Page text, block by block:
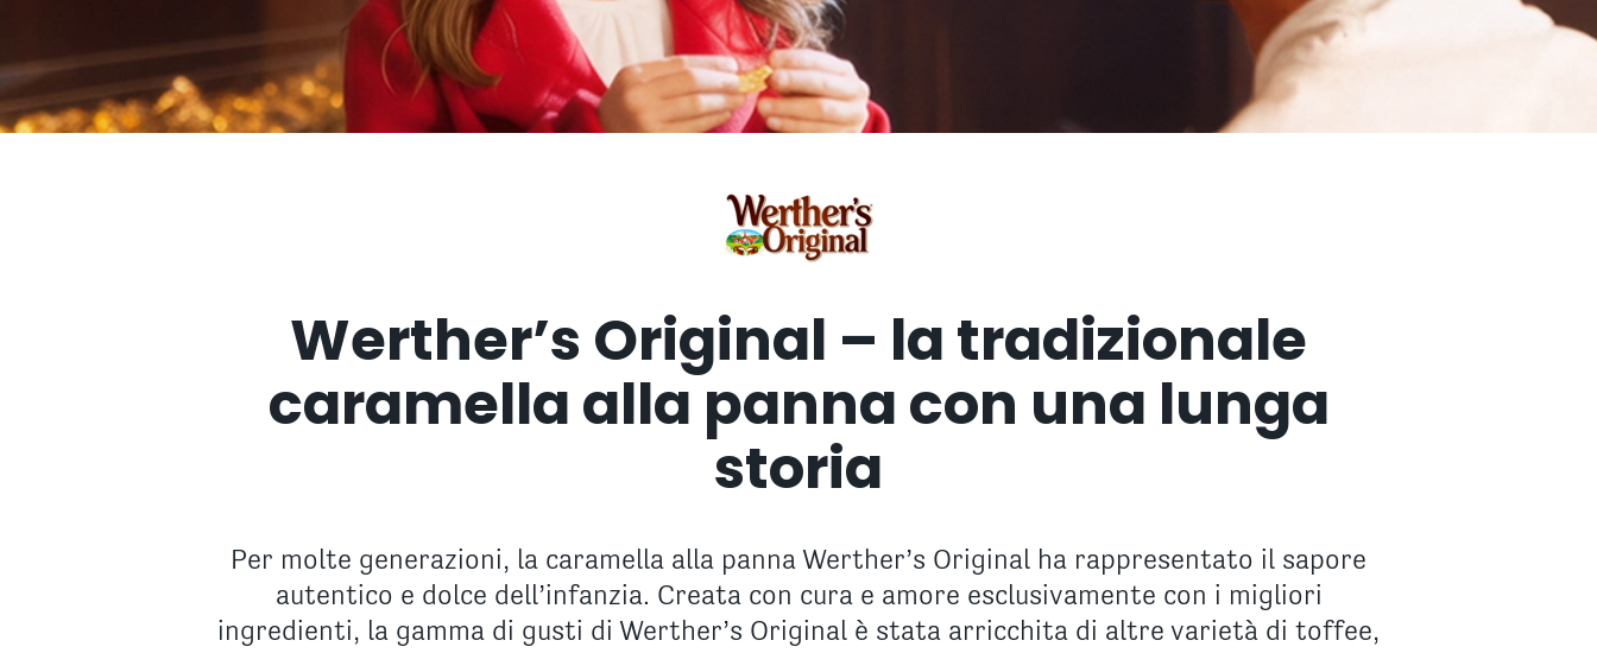
Werther’s Original – la tradizionale
caramella alla panna con una lunga
storia
Per molte generazioni, la caramella alla panna Werther’s Original ha rappresentato il sapore
autentico e dolce dell’infanzia. Creata con cura e amore esclusivamente con i migliori
ingredienti, la gamma di gusti di Werther’s Original è stata arricchita di altre varietà di toffee,